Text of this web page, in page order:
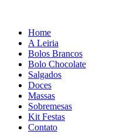
Home
A Leiria
Bolos Brancos
Bolo Chocolate
Salgados
Doces
Massas
Sobremesas
Kit Festas
Contato